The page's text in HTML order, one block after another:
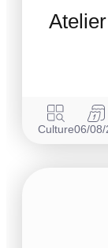
Culture06/08/